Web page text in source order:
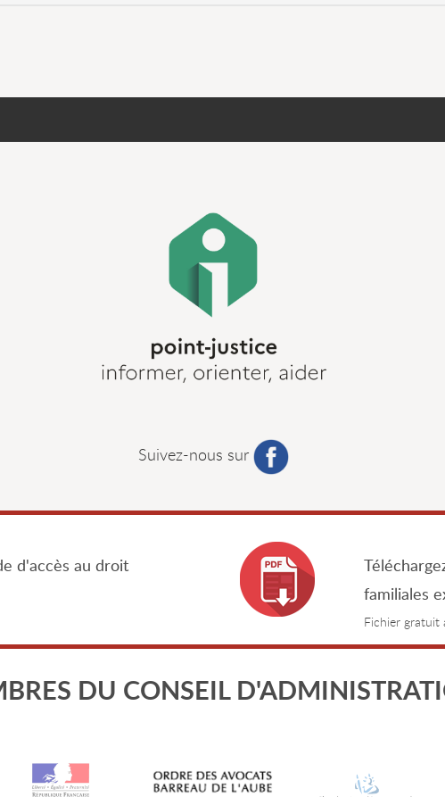
Suivez-nous sur
d'accès au droit
familiales
Fichier gratuit
DU CONSEIL